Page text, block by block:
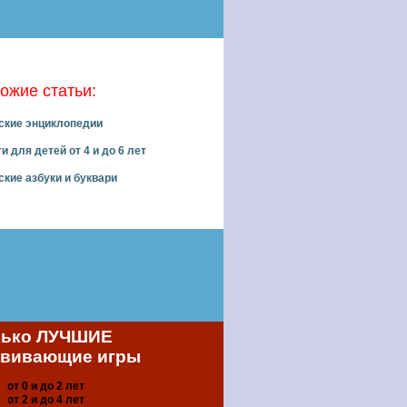
статьи:
энциклопедии
для детей от 4 и до 6 лет
азбуки и буквари
ЛУЧШИЕ
игры
от 0 и до 2 лет
от 2 и до 4 лет